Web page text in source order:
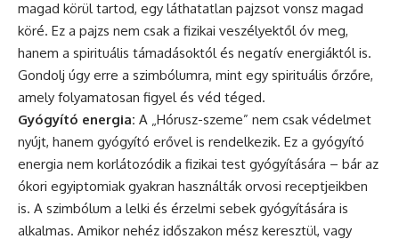
magad körül tartod, egy láthatatlan pajzsot vonsz magad
köré. Ez a pajzs nem csak a fizikai veszélyektől óv meg,
hanem a spirituális támadásoktól és negatív energiáktól is.
Gondolj úgy erre a szimbólumra, mint egy spirituális őrzőre,
amely folyamatosan figyel és véd téged.
Gyógyító energia: A „Hórusz-szeme” nem csak védelmet
nyújt, hanem gyógyító erővel is rendelkezik. Ez a gyógyító
energia nem korlátozódik a fizikai test gyógyítására – bár az
ókori egyiptomiak gyakran használták orvosi receptjeikben
is. A szimbólum a lelki és érzelmi sebek gyógyítására is
alkalmas. Amikor nehéz időszakon mész keresztül, vagy